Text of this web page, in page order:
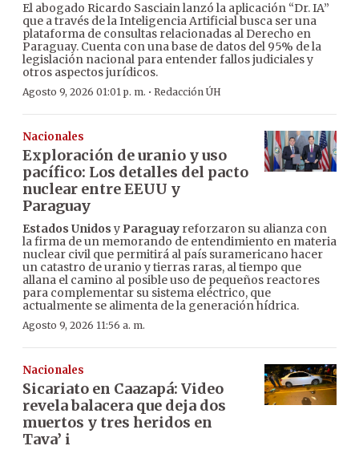
El abogado Ricardo Sasciain lanzó la aplicación “Dr. IA”
que a través de la Inteligencia Artificial busca ser una
plataforma de consultas relacionadas al Derecho en
Paraguay. Cuenta con una base de datos del 95% de la
legislación nacional para entender fallos judiciales y
otros aspectos jurídicos.
Agosto 9, 2026 01:01 p. m. · Redacción ÚH
Nacionales
Exploración de uranio y uso
pacífico: Los detalles del pacto
nuclear entre EEUU y
Paraguay
Estados Unidos y Paraguay reforzaron su alianza con
la firma de un memorando de entendimiento en materia
nuclear civil que permitirá al país suramericano hacer
un catastro de uranio y tierras raras, al tiempo que
allana el camino al posible uso de pequeños reactores
para complementar su sistema eléctrico, que
actualmente se alimenta de la generación hídrica.
Agosto 9, 2026 11:56 a. m.
Nacionales
Sicariato en Caazapá: Video
revela balacera que deja dos
muertos y tres heridos en
Tava’ i